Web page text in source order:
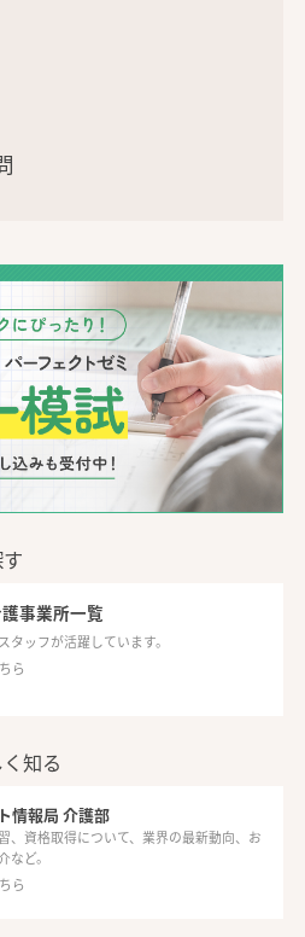
事業所一覧
タッフが活躍しています。
ら
知る
情報局 介護部
、資格取得について、業界の最新動向、お
など。
ら